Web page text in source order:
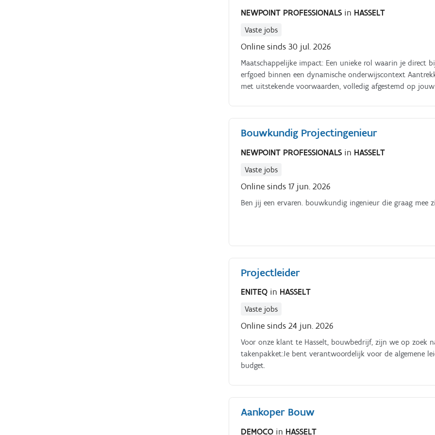
NEWPOINT PROFESSIONALS in HASSELT
Vaste jobs
Online sinds 30 jul. 2026
Maatschappelijke impact: Een unieke rol waarin je direct
erfgoed binnen een dynamische onderwijscontext
met uitstekende voorwaarden, volledig afgestemd op
vorm te geven en bepalende adviezen op te stellen
tussen scholengroepen, externe ontwerpers, restauratie
team: Een warm welkom binnen het team
onderbouwd en strategisch routeplan op voor de
specifieke erfgoeddomeinen Vooronderzoeken &
bereidt doordachte, onderbouwde adviezen en
ondersteunen bij cruciale keuzes Projectmanagement
scholengroepen bij het opstellen, indienen en opvolgen
onderhoudt een nauwe en constructieve samenwerking
Erfgoed en overige relevante partners.
Bouwkundig Projectingenieur
NEWPOINT PROFESSIONALS in HASSELT
Vaste jobs
Online sinds 17 jun. 2026
Ben jij een ervaren. bouwkundig ingenieur die graag mee
Projectleider
ENITEQ in HASSELT
Vaste jobs
Online sinds 24 jun. 2026
Voor onze klant te Hasselt, bouwbedrijf, zijn we op zoek
takenpakket:Je bent verantwoordelijk voor de algemene
budget.
Aankoper Bouw
DEMOCO in HASSELT